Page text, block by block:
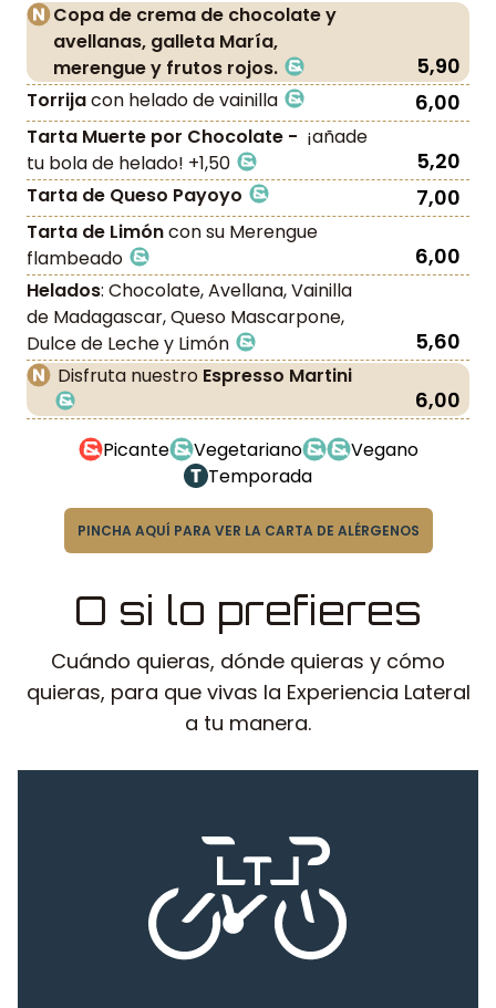
Copa de crema de chocolate y
avellanas, galleta María,
merengue y frutos rojos.
5,90
Torrijacon helado de vainilla 6,00
Tarta Muerte por Chocolate - ¡añade
tu bola de helado! +1,50
5,20
Tarta de Queso Payoyo 7,00
Tarta de Limóncon su Merengue
flambeado
6,00
Helados: Chocolate, Avellana, Vainilla
de Madagascar, Queso Mascarpone,
Dulce de Leche y Limón
5,60
Disfruta nuestro Espresso Martini
6,00
Picante Vegetariano
Vegano
Temporada
PINCHA AQUÍ PARA VER LA CARTA DE ALÉRGENOS
O si lo prefieres
Cuándo quieras, dónde quieras y cómo
quieras, para que vivas la Experiencia Lateral
a tu manera.